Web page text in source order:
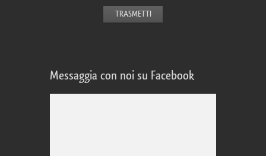
Messaggia con noi su Facebook